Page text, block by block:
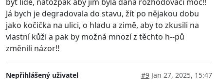
Já bych je degradovala do stavu, žít po nějakou dobu
jako kočička na ulici, o hladu a zimě, aby to zkusili na
vlastní kůži a pak by možná mnozí z těchto h--pů
změnili názor!!
Nepřihlášený uživatel #9 Jan 27, 2025, 15:47